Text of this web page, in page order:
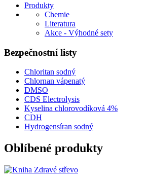
Produkty
Chemie
Literatura
Akce - Výhodné sety
Bezpečnostní listy
Chloritan sodný
Chlornan vápenatý
DMSO
CDS Electrolysis
Kyselina chlorovodíková 4%
CDH
Hydrogensíran sodný
Oblíbené produkty